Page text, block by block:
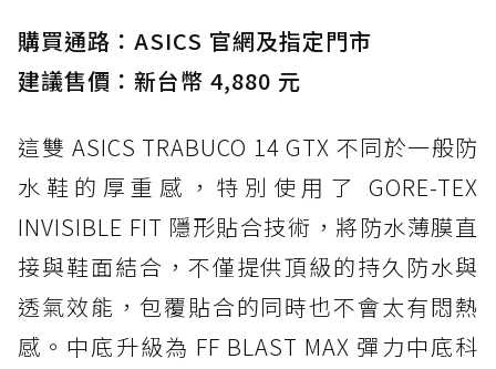
購買通路：ASICS 官網及指定門市
建議售價：新台幣 4,880 元
這雙 ASICS TRABUCO 14 GTX 不同於一般防
水鞋的厚重感，特別使用了 GORE-TEX
INVISIBLE FIT 隱形貼合技術，將防水薄膜直
接與鞋面結合，不僅提供頂級的持久防水與
透氣效能，包覆貼合的同時也不會太有悶熱
感。中底升級為 FF BLAST MAX 彈力中底科